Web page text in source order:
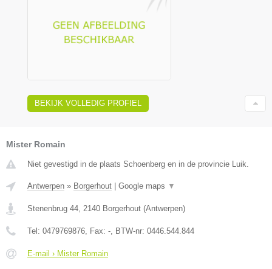
BEKIJK VOLLEDIG PROFIEL
Mister Romain
Niet gevestigd in de plaats Schoenberg en in de provincie Luik.
Antwerpen » Borgerhout Google maps ▼
Stenenbrug 44, 2140 Borgerhout (Antwerpen)
Tel: 0479769876, Fax: -, BTW-nr: 0446.544.844
E-mail › Mister Romain